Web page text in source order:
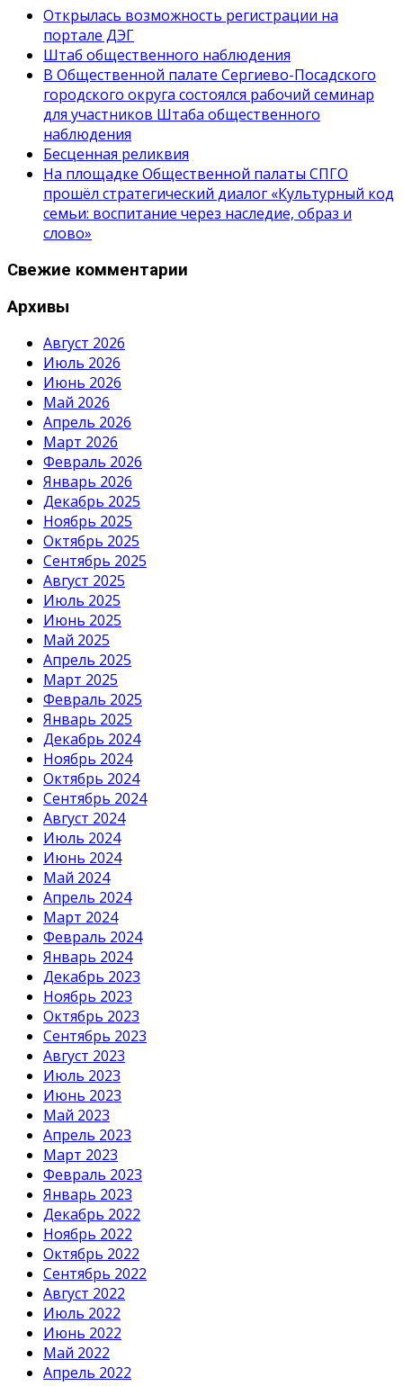
Открылась возможность регистрации на
портале ДЭГ
Штаб общественного наблюдения
В Общественной палате Сергиево-Посадского
городского округа состоялся рабочий семинар
для участников Штаба общественного
наблюдения
Бесценная реликвия
На площадке Общественной палаты СПГО
прошёл стратегический диалог «Культурный код
семьи: воспитание через наследие, образ и
слово»
Свежие комментарии
Архивы
Август 2026
Июль 2026
Июнь 2026
Май 2026
Апрель 2026
Март 2026
Февраль 2026
Январь 2026
Декабрь 2025
Ноябрь 2025
Октябрь 2025
Сентябрь 2025
Август 2025
Июль 2025
Июнь 2025
Май 2025
Апрель 2025
Март 2025
Февраль 2025
Январь 2025
Декабрь 2024
Ноябрь 2024
Октябрь 2024
Сентябрь 2024
Август 2024
Июль 2024
Июнь 2024
Май 2024
Апрель 2024
Март 2024
Февраль 2024
Январь 2024
Декабрь 2023
Ноябрь 2023
Октябрь 2023
Сентябрь 2023
Август 2023
Июль 2023
Июнь 2023
Май 2023
Апрель 2023
Март 2023
Февраль 2023
Январь 2023
Декабрь 2022
Ноябрь 2022
Октябрь 2022
Сентябрь 2022
Август 2022
Июль 2022
Июнь 2022
Май 2022
Апрель 2022